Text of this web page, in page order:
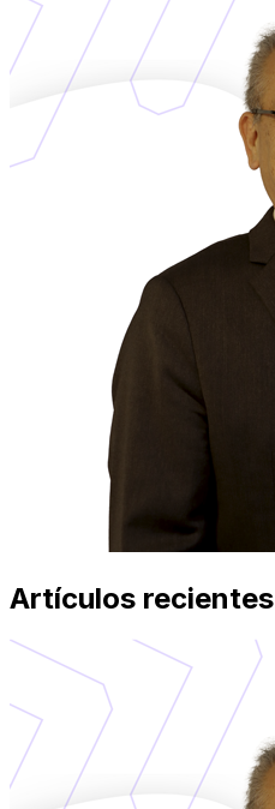
Artículos recientes